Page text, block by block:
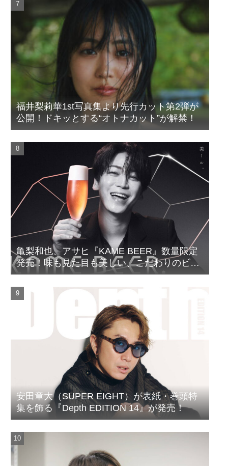
福井梨莉華1st写真集より先行カット第2弾が
公開！ドキッとする“オトナカット”が解禁！
亀梨和也、アサヒ『KAME BEER』数量限定
発売！味も見た目も美しい、こだわりのビー
ルがついに完成
安田章大（SUPER EIGHT）が表紙・巻頭特
集を飾る『Depth EDITION 14』が発売！